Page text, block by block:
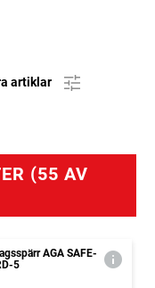
artiklar
(55 AV
AGA SAFE-
5